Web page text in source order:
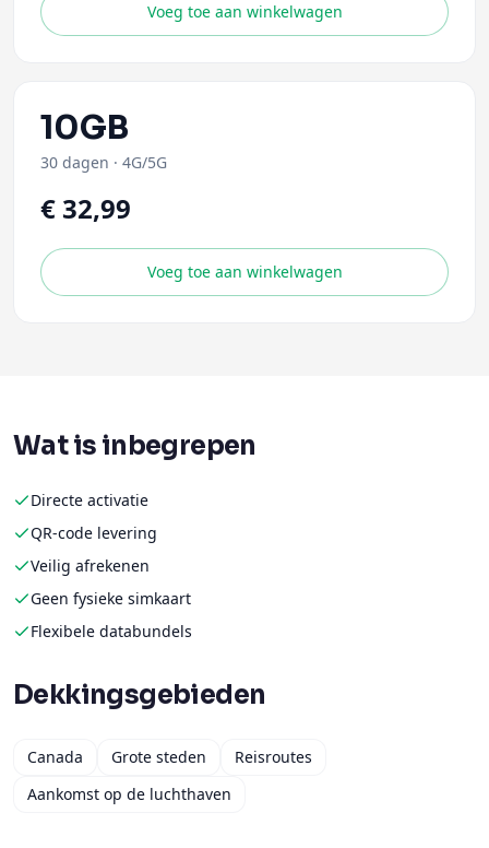
Voeg toe aan winkelwagen
10GB
30 dagen · 4G/5G
€ 32,99
Voeg toe aan winkelwagen
Wat is inbegrepen
Directe activatie
QR-code levering
Veilig afrekenen
Geen fysieke simkaart
Flexibele databundels
Dekkingsgebieden
Canada Grote steden
Reisroutes
Aankomst op de luchthaven